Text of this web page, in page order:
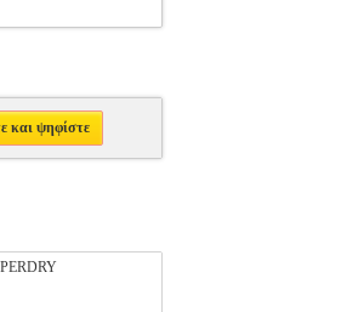
και ψηφίστε